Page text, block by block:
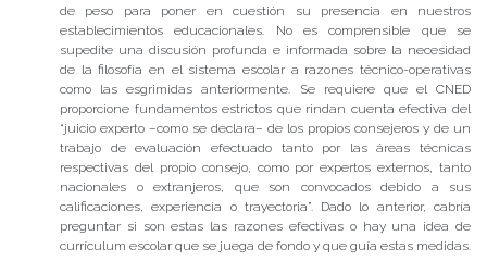
de peso para poner en cuestión su presencia en nuestros
establecimientos educacionales. No es comprensible que se
supedite una discusión profunda e informada sobre la necesidad
de la filosofía en el sistema escolar a razones técnico-operativas
como las esgrimidas anteriormente. Se requiere que el CNED
proporcione fundamentos estrictos que rindan cuenta efectiva del
“juicio experto –como se declara– de los propios consejeros y de un
trabajo de evaluación efectuado tanto por las áreas técnicas
respectivas del propio consejo, como por expertos externos, tanto
nacionales o extranjeros, que son convocados debido a sus
calificaciones, experiencia o trayectoria”. Dado lo anterior, cabría
preguntar si son estas las razones efectivas o hay una idea de
currículum escolar que se juega de fondo y que guía estas medidas.